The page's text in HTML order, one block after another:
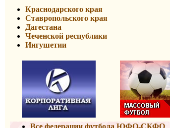
Краснодарского края
Ставропольского края
Дагестана
Чеченской республики
Ингушетии
Все федерации футбола ЮФО-СКФО